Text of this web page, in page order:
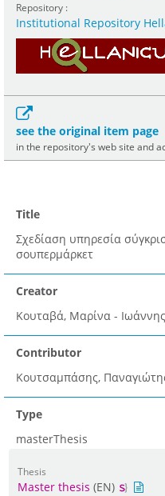
Repository :
Institutional Repository
see the original item page
in the repository's web site and
Title
Σχεδίαση υπηρεσία
σουπερμάρκετ
Creator
Κουταβά, Μαρίνα - Ιωάννης
Contributor
Κουτσαμπάσης,
Type
masterThesis
Thesis
Master thesis (EN)